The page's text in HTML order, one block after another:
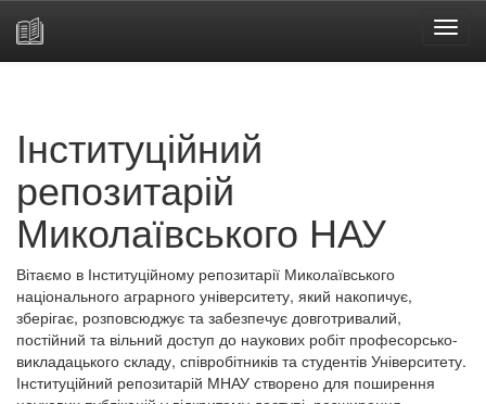
Інституційний
репозитарій
Миколаївського НАУ
Вітаємо в Інституційному репозитарії Миколаївського
національного аграрного університету, який накопичує,
зберігає, розповсюджує та забезпечує довготривалий,
постійний та вільний доступ до наукових робіт професорсько-
викладацького складу, співробітників та студентів Університету.
Інституційний репозитарій МНАУ створено для поширення